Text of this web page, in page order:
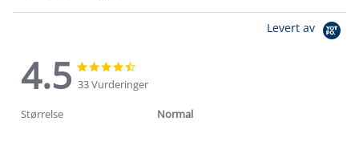
Levert av
4.5
4.5
star
rating
star
rating
33 Vurderinger
Størrelse Normal